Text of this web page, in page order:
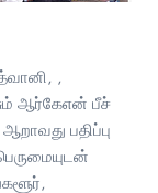
,
ஆர்கேஎன் பீச்
பதிப்பு